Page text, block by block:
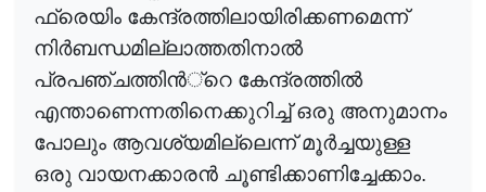
ഫ്രെയിം കേന്ദ്രത്തിലായിരിക്കണമെന്ന്
നിർബന്ധമില്ലാത്തതിനാൽ
പ്രപഞ്ചത്തിൻ്റെ കേന്ദ്രത്തിൽ
എന്താണെന്നതിനെക്കുറിച്ച് ഒരു അനുമാനം
പോലും ആവശ്യമില്ലെന്ന് മൂർച്ചയുള്ള
ഒരു വായനക്കാരൻ ചൂണ്ടിക്കാണിച്ചേക്കാം.